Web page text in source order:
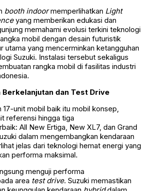
booth indoormemperlihatkan Light
yang memberikan edukasi dan
memahami evolusi terkini teknologi
mobil dengan desain futuristik
utama yang mencerminkan ketangguhan
Suzuki. Instalasi tersebut sekaligus
rangka mobil di fasilitas industri
Berkelanjutan dan Test Drive
17-unit mobil baik itu mobil konsep,
referensi hingga tiga
All New Ertiga, New XL7, dan Grand
dalam mengembangkan kendaraan
jelas dari teknologi hemat energi yang
performa maksimal.
menguji performa
area test drive. Suzuki memastikan